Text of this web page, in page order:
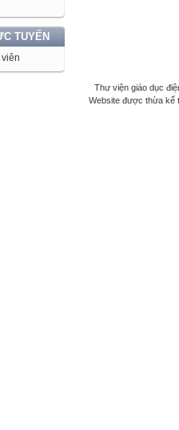
TUYẾN
Thư viện giáo dục
Website được thừa kế